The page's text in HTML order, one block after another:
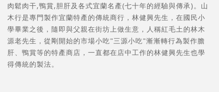
肉鬆肉干,鴨賞,胆肝及各式宜蘭名產(七十年的經驗與傳承)。山
木行是專門製作宜蘭特產的傳統商行，林健興先生，在國民小
學畢業之後，隨即與父親在街坊上做生意，人稱紅毛土的林木
源老先生，從剛開始的市場小吃"三源小吃"漸漸轉行為製作膽
肝、鴨賞等的特產商店，一直都在店中工作的林健興先生也學
得傳統的製法。